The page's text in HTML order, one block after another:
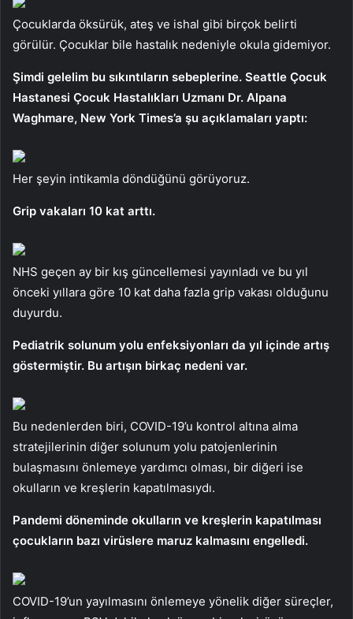
Çocuklarda öksürük, ateş ve ishal gibi birçok belirti
görülür. Çocuklar bile hastalık nedeniyle okula gidemiyor.
Şimdi gelelim bu sıkıntıların sebeplerine. Seattle Çocuk
Hastanesi Çocuk Hastalıkları Uzmanı Dr. Alpana
Waghmare, New York Times’a şu açıklamaları yaptı:
Her şeyin intikamla döndüğünü görüyoruz.
Grip vakaları 10 kat arttı.
NHS geçen ay bir kış güncellemesi yayınladı ve bu yıl
önceki yıllara göre 10 kat daha fazla grip vakası olduğunu
duyurdu.
Pediatrik solunum yolu enfeksiyonları da yıl içinde artış
göstermiştir. Bu artışın birkaç nedeni var.
Bu nedenlerden biri, COVID-19’u kontrol altına alma
stratejilerinin diğer solunum yolu patojenlerinin
bulaşmasını önlemeye yardımcı olması, bir diğeri ise
okulların ve kreşlerin kapatılmasıydı.
Pandemi döneminde okulların ve kreşlerin kapatılması
çocukların bazı virüslere maruz kalmasını engelledi.
COVID-19’un yayılmasını önlemeye yönelik diğer süreçler,